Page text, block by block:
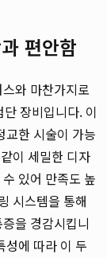
편안함
와 마찬가지로
장비입니다. 이
교한 시술이 가능
이 세밀한 디자
있어 만족도 높
시스템을 통해
을 경감시킵니
성에 따라 이 두